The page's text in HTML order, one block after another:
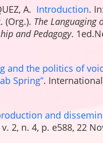
A. Introduction.
(Org.). The Languaging
and Pedagogy.
and the politics of
Spring”.
and
v. 2, n. 4, p. e588, 22